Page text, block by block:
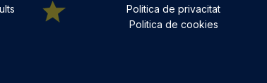
Politica de privacitat
Politica de cookies